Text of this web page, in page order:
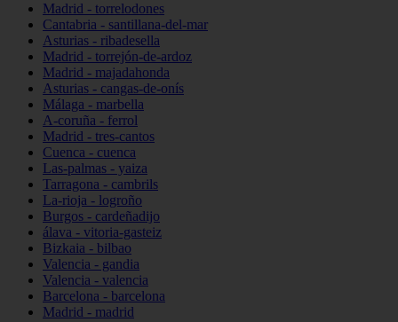
Madrid - torrelodones
Cantabria - santillana-del-mar
Asturias - ribadesella
Madrid - torrejón-de-ardoz
Madrid - majadahonda
Asturias - cangas-de-onís
Málaga - marbella
A-coruña - ferrol
Madrid - tres-cantos
Cuenca - cuenca
Las-palmas - yaiza
Tarragona - cambrils
La-rioja - logroño
Burgos - cardeñadijo
álava - vitoria-gasteiz
Bizkaia - bilbao
Valencia - gandia
Valencia - valencia
Barcelona - barcelona
Madrid - madrid